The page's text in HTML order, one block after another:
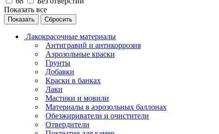
Показать все
Сбросить
Лакокрасочные материалы
Антигравий и антикоррозия
Аэрозольные краски
Грунты
Добавки
Краски в банках
Лаки
Мастики и мовили
Материалы в аэрозольных баллонах
Обезжириватели и очистители
Отвердители